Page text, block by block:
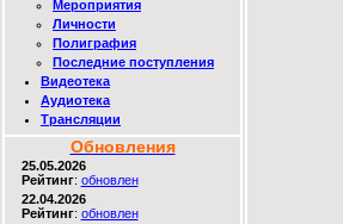
Мероприятия
Личности
Полиграфия
Последние поступления
Видеотека
Аудиотека
Трансляции
Обновления
25.05.2026
Рейтинг: обновлен
22.04.2026
Рейтинг: обновлен